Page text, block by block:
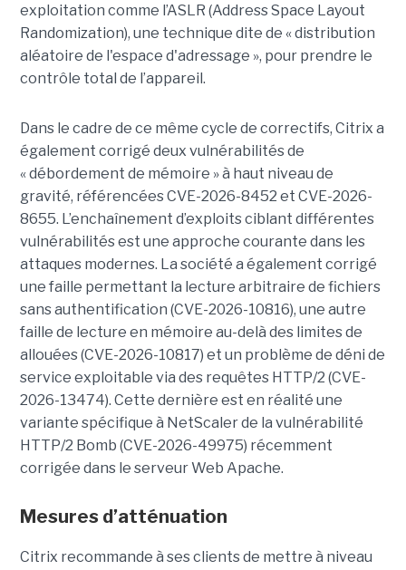
exploitation comme l’ASLR (Address Space Layout
Randomization), une technique dite de « distribution
aléatoire de l'espace d'adressage », pour prendre le
contrôle total de l’appareil.
Dans le cadre de ce même cycle de correctifs, Citrix a
également corrigé deux vulnérabilités de
« débordement de mémoire » à haut niveau de
gravité, référencées CVE-2026-8452 et CVE-2026-
8655. L’enchaînement d’exploits ciblant différentes
vulnérabilités est une approche courante dans les
attaques modernes. La société a également corrigé
une faille permettant la lecture arbitraire de fichiers
sans authentification (CVE-2026-10816), une autre
faille de lecture en mémoire au-delà des limites de
allouées (CVE-2026-10817) et un problème de déni de
service exploitable via des requêtes HTTP/2 (CVE-
2026-13474). Cette dernière est en réalité une
variante spécifique à NetScaler de la vulnérabilité
HTTP/2 Bomb (CVE-2026-49975) récemment
corrigée dans le serveur Web Apache.
Mesures d’atténuation
Citrix recommande à ses clients de mettre à niveau